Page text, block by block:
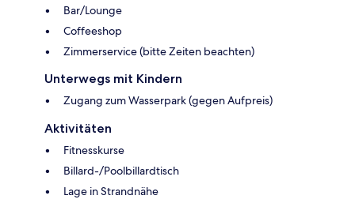
Bar/Lounge
Coffeeshop
Zimmerservice (bitte Zeiten beachten)
Unterwegs mit Kindern
Zugang zum Wasserpark (gegen Aufpreis)
Aktivitäten
Fitnesskurse
Billard-/Poolbillardtisch
Lage in Strandnähe